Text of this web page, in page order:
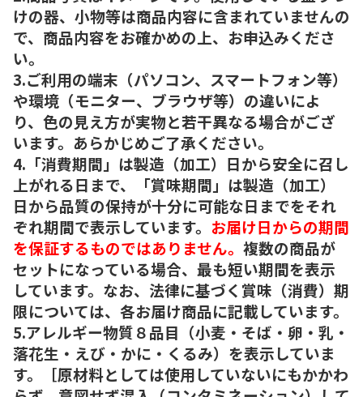
けの器、小物等は商品内容に含まれていませんの
で、商品内容をお確かめの上、お申込みくださ
い。
3.ご利用の端末（パソコン、スマートフォン等）
や環境（モニター、ブラウザ等）の違いによ
り、色の見え方が実物と若干異なる場合がござ
います。あらかじめご了承ください。
4.「消費期間」は製造（加工）日から安全に召し
上がれる日まで、「賞味期間」は製造（加工）
日から品質の保持が十分に可能な日までをそれ
ぞれ期間で表示しています。 お届け日からの期間
を保証するものではありません。 複数の商品が
セットになっている場合、最も短い期間を表示
しています。なお、法律に基づく賞味（消費）期
限については、各お届け商品に記載しています。
5.アレルギー物質８品目（小麦・そば・卵・乳・
落花生・えび・かに・くるみ）を表示していま
す。［原材料としては使用していないにもかかわ